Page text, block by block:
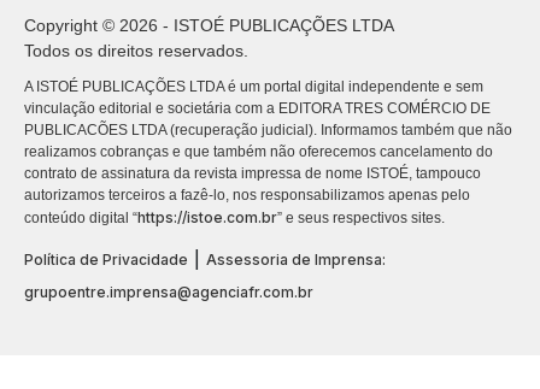
Copyright © 2026 - ISTOÉ PUBLICAÇÕES LTDA
Todos os direitos reservados.
A ISTOÉ PUBLICAÇÕES LTDA é um portal digital independente e sem
vinculação editorial e societária com a EDITORA TRES COMÉRCIO DE
PUBLICACÕES LTDA (recuperação judicial). Informamos também que não
realizamos cobranças e que também não oferecemos cancelamento do
contrato de assinatura da revista impressa de nome ISTOÉ, tampouco
autorizamos terceiros a fazê-lo, nos responsabilizamos apenas pelo
conteúdo digital “https://istoe.com.br” e seus respectivos sites.
Política de Privacidade
Assessoria de Imprensa:
grupoentre.imprensa@agenciafr.com.br